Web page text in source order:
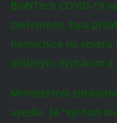
BioNTech COVID-19
zveřejněno, byla
nemocnice na severu
obtížným dýcháním
Ministerstvo
uvedlo, že "výchozí